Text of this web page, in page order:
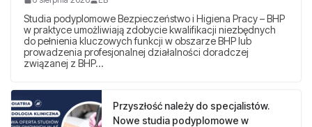
Studia podyplomowe Bezpieczeństwo i Higiena Pracy – BHP
w praktyce umożliwiają zdobycie kwalifikacji niezbędnych
do pełnienia kluczowych funkcji w obszarze BHP lub
prowadzenia profesjonalnej działalności doradczej
związanej z BHP…
Przyszłość należy do specjalistów.
Nowe studia podyplomowe w